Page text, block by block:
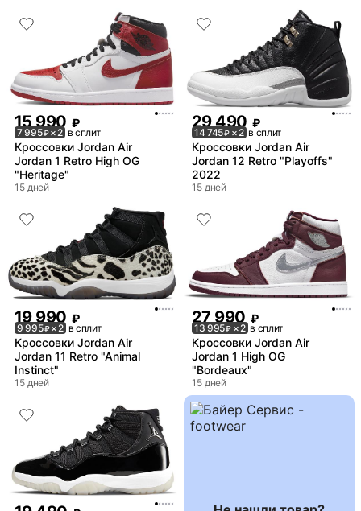
15 990 ₽
7 995₽× 2 в сплит
Кроссовки Jordan Air
Jordan 1 Retro High OG
"Heritage"
15 дней
29 490 ₽
14 745₽ × 2 в сплит
Кроссовки Jordan Air
Jordan 12 Retro "Playoffs"
2022
15 дней
19 990 ₽
9 995₽× 2 в сплит
Кроссовки Jordan Air
Jordan 11 Retro "Animal
Instinct"
15 дней
27 990 ₽
13 995₽ × 2 в сплит
Кроссовки Jordan Air
Jordan 1 High OG
"Bordeaux"
15 дней